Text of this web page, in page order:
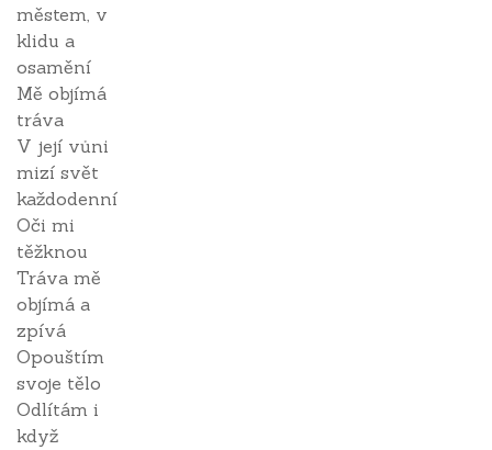
městem, v
klidu a
osamění
Mě objímá
tráva
V její vůni
mizí svět
každodenní
Oči mi
těžknou
Tráva mě
objímá a
zpívá
Opouštím
svoje tělo
Odlítám i
když